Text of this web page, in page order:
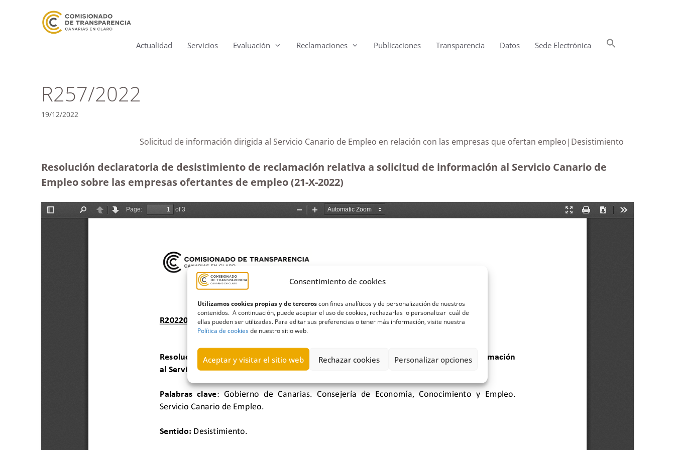
Consentimiento de cookies
Utilizamos cookies propias y de terceroscon fines analíticos y de personalización de nuestros
contenidos. A continuación, puede aceptar el uso de cookies, rechazarlas o personalizar cuál de
ellas pueden ser utilizadas. Para editar sus preferencias o tener más información, visite nuestra
Política de cookiesde nuestro sitio web.
Aceptar y visitar el sitio web Rechazar cookies Personalizar opciones
Actualidad Servicios Evaluación Reclamaciones Publicaciones Transparencia Datos Sede Electrónica
R257/2022
19/12/2022
Solicitud de información dirigida al Servicio Canario de Empleo en relación con las empresas que ofertan empleo|Desistimiento
Resolución declaratoria de desistimiento de reclamación relativa a solicitud de información al Servicio Canario de
Empleo sobre las empresas ofertantes de empleo (21-X-2022)